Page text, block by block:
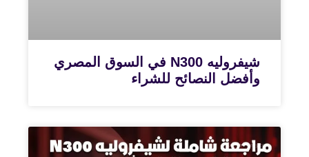
شيفروليه N300 في السوق المصري
وأفضل النصائح للشراء